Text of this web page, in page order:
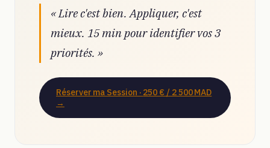
« Lire c'est bien. Appliquer, c'est
mieux. 15 min pour identifier vos 3
priorités. »
Réserver ma Session · 250 € / 2 500 MAD
→